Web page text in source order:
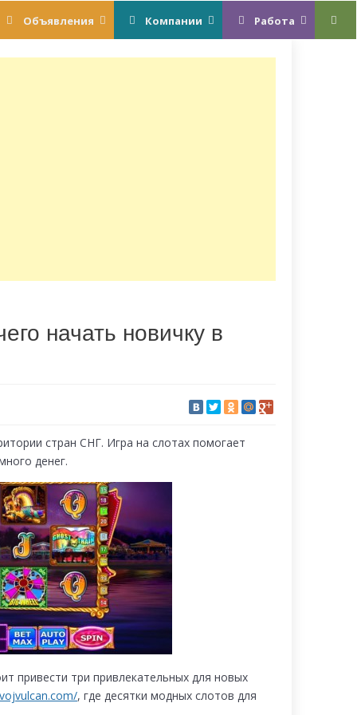
Работа
Компании
Объявления
начать новичку в
стран СНГ. Игра на слотах помогает
денег.
привести три привлекательных для новых
, где десятки модных слотов для